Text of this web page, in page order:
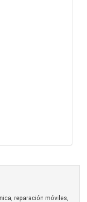
reparación móviles,